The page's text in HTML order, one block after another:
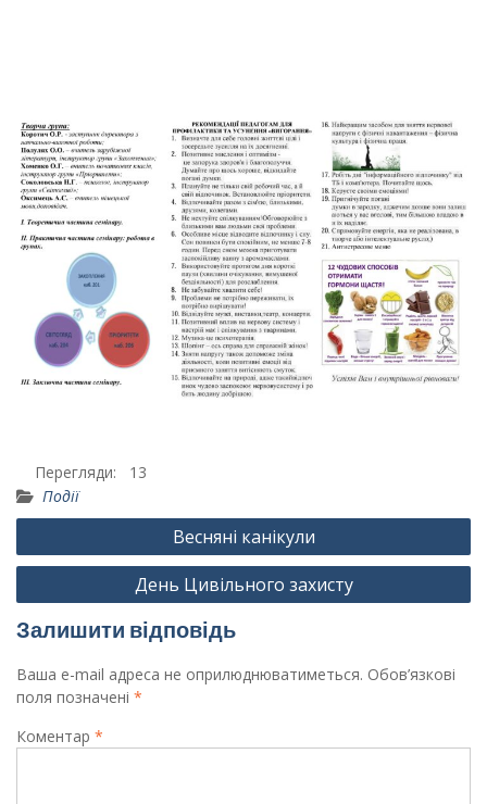
Перегляди:
13
Події
записів
Весняні канікули
День Цивільного захисту
Залишити відповідь
Ваша e-mail адреса не оприлюднюватиметься. Обов’язкові
поля позначені *
Коментар *